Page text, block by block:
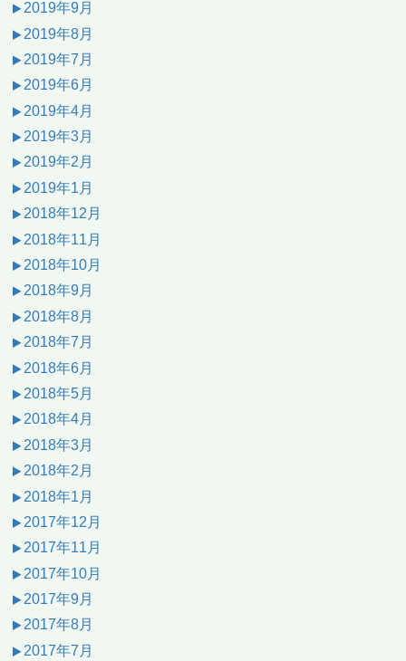
2019年9月
2019年8月
2019年7月
2019年6月
2019年4月
2019年3月
2019年2月
2019年1月
2018年12月
2018年11月
2018年10月
2018年9月
2018年8月
2018年7月
2018年6月
2018年5月
2018年4月
2018年3月
2018年2月
2018年1月
2017年12月
2017年11月
2017年10月
2017年9月
2017年8月
2017年7月